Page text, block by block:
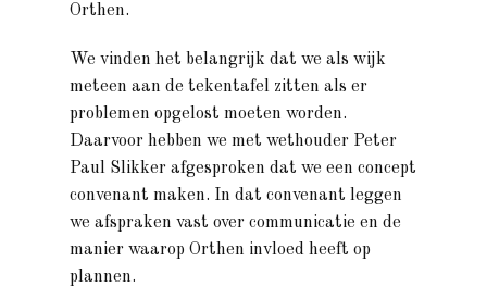
Orthen.
We vinden het belangrijk dat we als wijk
meteen aan de tekentafel zitten als er
problemen opgelost moeten worden.
Daarvoor hebben we met wethouder Peter
Paul Slikker afgesproken dat we een concept
convenant maken. In dat convenant leggen
we afspraken vast over communicatie en de
manier waarop Orthen invloed heeft op
plannen.